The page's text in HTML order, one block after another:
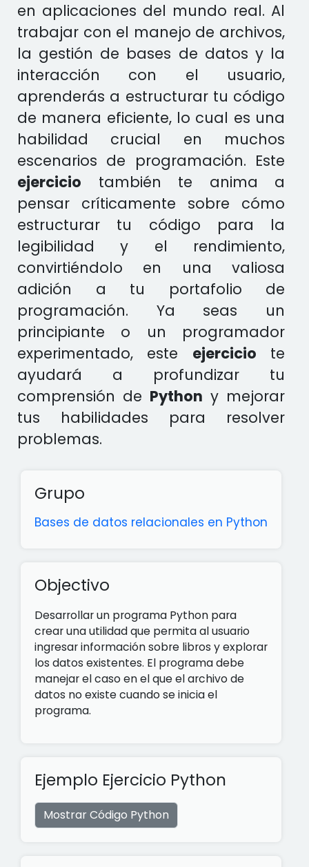
en aplicaciones del mundo real. Al
trabajar con el manejo de archivos,
la gestión de bases de datos y la
interacción con el usuario,
aprenderás a estructurar tu código
de manera eficiente, lo cual es una
habilidad crucial en muchos
escenarios de programación. Este
ejercicio también te anima a
pensar críticamente sobre cómo
estructurar tu código para la
legibilidad y el rendimiento,
convirtiéndolo en una valiosa
adición a tu portafolio de
programación. Ya seas un
principiante o un programador
experimentado, este ejercicio te
ayudará a profundizar tu
comprensión de Python y mejorar
tus habilidades para resolver
problemas.
Grupo
Bases de datos relacionales en Python
Objectivo
Desarrollar un programa Python para
crear una utilidad que permita al usuario
ingresar información sobre libros y explorar
los datos existentes. El programa debe
manejar el caso en el que el archivo de
datos no existe cuando se inicia el
programa.
Ejemplo Ejercicio Python
Mostrar Código Python